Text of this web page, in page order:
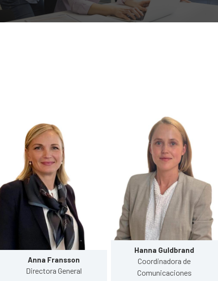
Anna Fransson
Directora General
Hanna Guldbrand
Coordinadora de
Comunicaciones